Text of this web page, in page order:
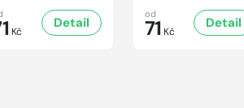
Kč
Detail
od
71 Kč
Detail